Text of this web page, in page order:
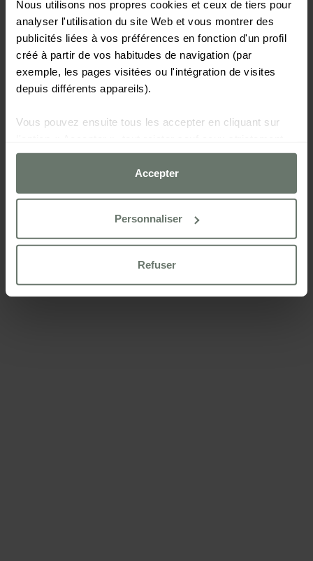
Nous utilisons nos propres cookies et ceux de tiers pour
analyser l'utilisation du site Web et vous montrer des
publicités liées à vos préférences en fonction d'un profil
créé à partir de vos habitudes de navigation (par
exemple, les pages visitées ou l'intégration de visites
depuis différents appareils).
Vous pouvez ensuite tous les accepter en cliquant sur
nécessaires en cliquant sur « Refuser » ou les configurer
selon vos préférences à l'aide du bouton
« Personnaliser ».
Pour plus d'informations, veuillez consulter notre
Politique de cookies
Accepter
Personnaliser
Refuser